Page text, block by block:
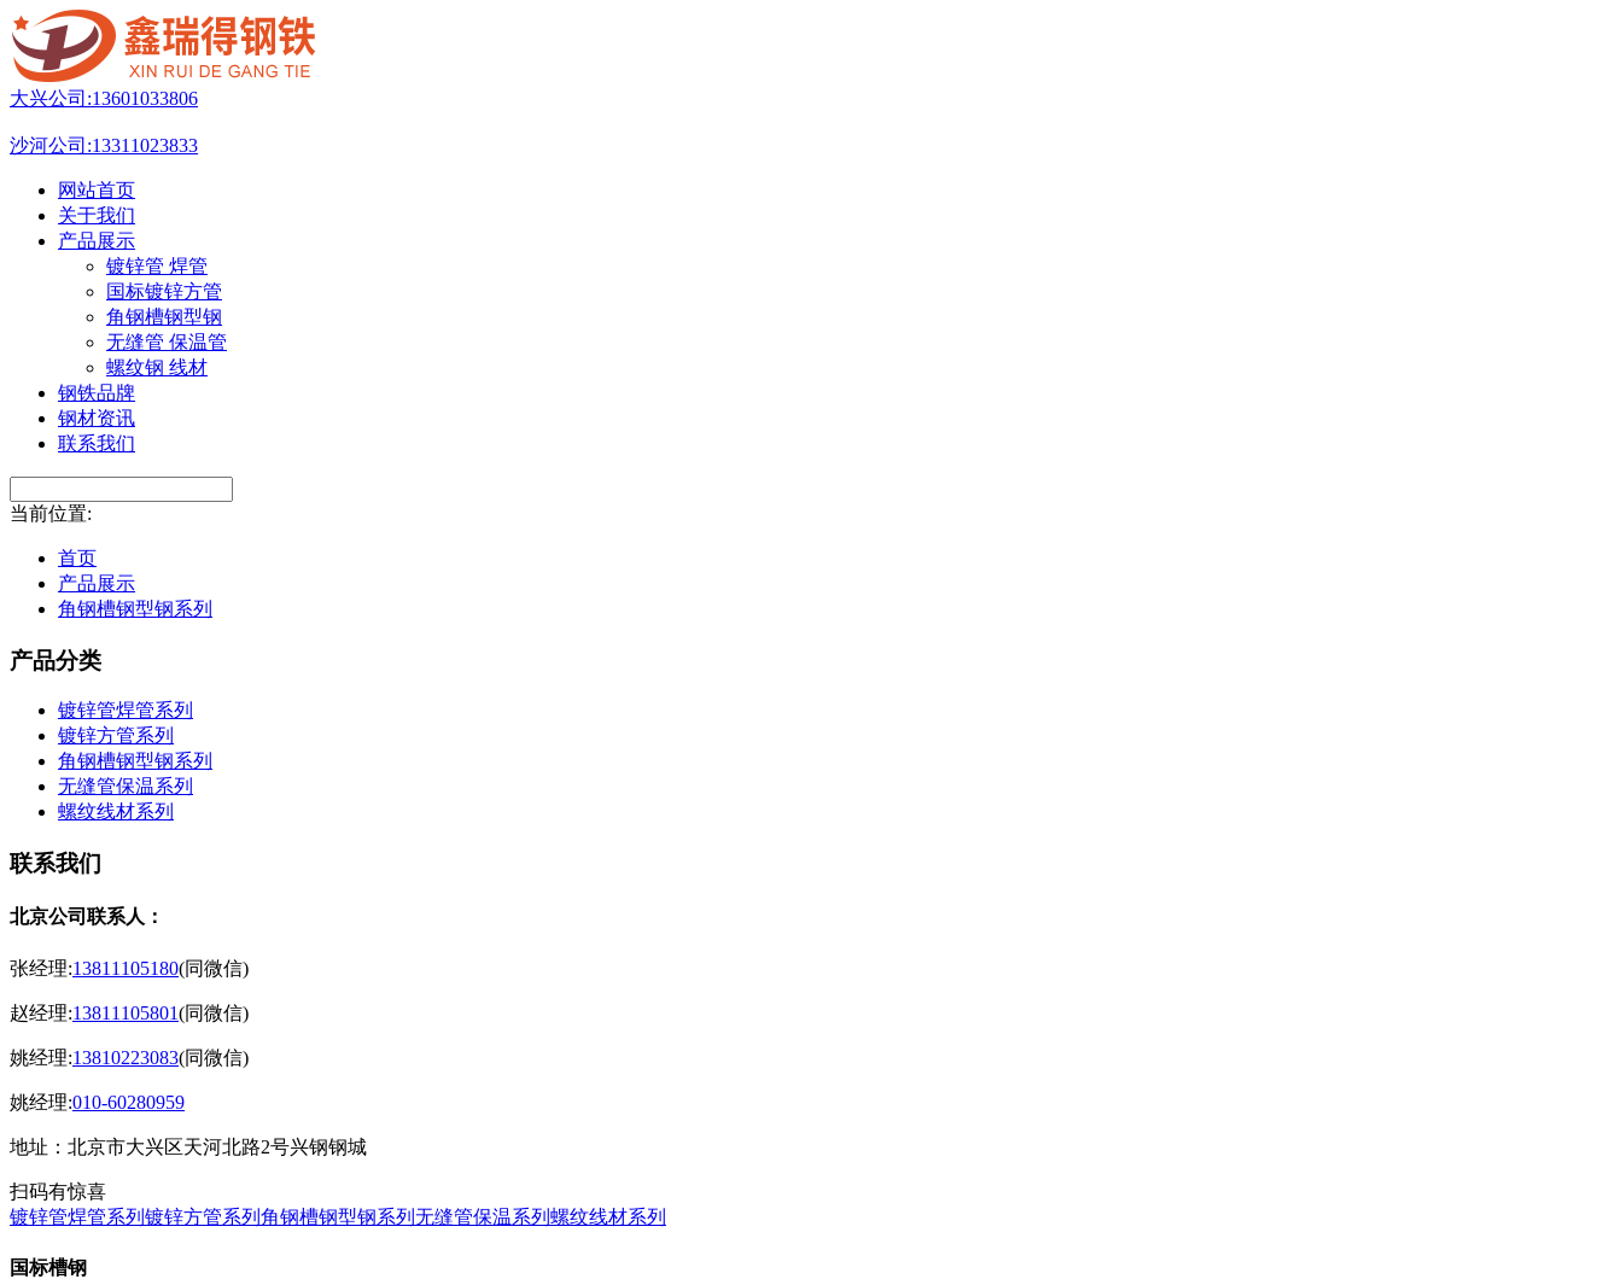
大兴公司:13601033806
沙河公司:13311023833
网站首页
关于我们
产品展示
镀锌管 焊管
国标镀锌方管
角钢槽钢型钢
无缝管 保温管
螺纹钢 线材
钢铁品牌
钢材资讯
联系我们
当前位置:
首页
产品展示
角钢槽钢型钢系列
产品分类
镀锌管焊管系列
镀锌方管系列
角钢槽钢型钢系列
无缝管保温系列
螺纹线材系列
联系我们
北京公司联系人：
张经理:13811105180(同微信)
赵经理:13811105801(同微信)
姚经理:13810223083(同微信)
姚经理:010-60280959
地址：北京市大兴区天河北路2号兴钢钢城
扫码有惊喜
镀锌管焊管系列 镀锌方管系列 角钢槽钢型钢系列 无缝管保温系列 螺纹线材系列
国标槽钢